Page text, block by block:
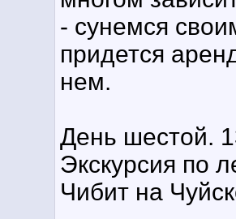
- сунемся
придется
нем.
День шестой.
Экскурсия по
Чибит на